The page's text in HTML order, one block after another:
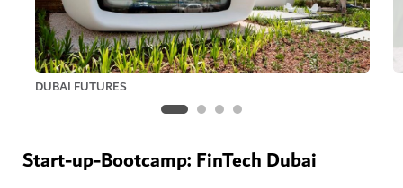
DUBAI FUTURES
Start-up-Bootcamp: FinTech Dubai